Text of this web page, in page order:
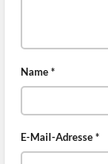
Name*
E-Mail-Adresse*